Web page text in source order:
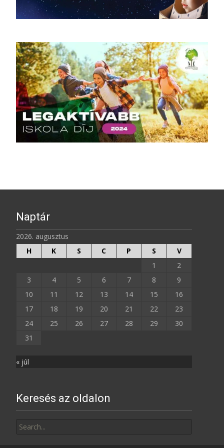
Naptár
2026. augusztus
H
K S C P S
V
1
2
3
4 5 6 7 8
9
10
11 12 13 14 15
16
17
18 19 20 21 22
23
24
25 26 27 28 29
30
31
« júl
Keresés az oldalon
for: